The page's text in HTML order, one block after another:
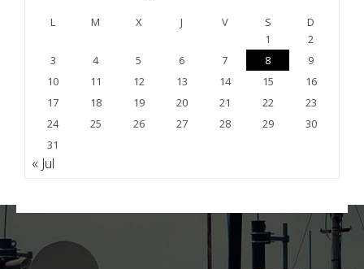
L M X J V S
D
1
2
3
4 5 6 7 8
9
10
11 12 13 14 15
16
17
18 19 20 21 22
23
24
25 26 27 28 29
30
31
« Jul